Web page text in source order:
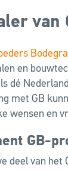
van
en
dé
met GB
wensen en
GB-
deel van